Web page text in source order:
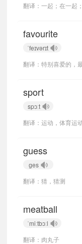
翻译：一起；在一起
favourite
ˈfeɪvərɪt
翻译：特别喜爱的，
sport
spɔːt
翻译：运动，体育运
guess
ɡes
翻译：猜，猜测
meatball
ˈmiːtbɔːl
翻译：肉丸子